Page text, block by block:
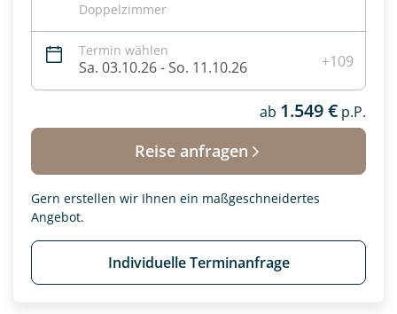
Doppelzimmer
Termin wählen
Sa. 03.10.26 - So. 11.10.26 +109
ab 1.549 € p.P.
Reise anfragen
Gern erstellen wir Ihnen ein maßgeschneidertes
Angebot.
Individuelle Terminanfrage
Datenschutz & Transparenz ist uns sehr wichtig!
Die Anfrage wird via SSL verschlüsselt an unseren Server
geschickt. Mit Absenden des Formulars, erklären Sie, dass
Datenschutzerklärung undWiderrufhinweise
Kenntnis genommen und akzeptiert haben.